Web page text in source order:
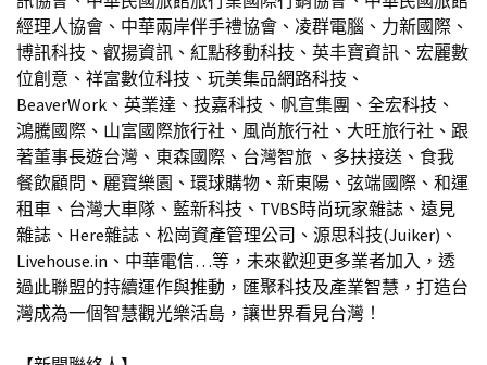
經理人協會、中華兩岸伴手禮協會、凌群電腦、力新國際、
博訊科技、叡揚資訊、紅點移動科技、英丰寶資訊、宏麗數
位創意、祥富數位科技、玩美集品網路科技、
BeaverWork、英業達、技嘉科技、帆宣集團、全宏科技、
鴻騰國際、山富國際旅行社、風尚旅行社、大旺旅行社、跟
著董事長遊台灣、東森國際、台灣智旅 、多扶接送、食我
餐飲顧問、麗寶樂園、環球購物、新東陽、弦端國際、和運
租車、台灣大車隊、藍新科技、TVBS時尚玩家雜誌、遠見
雜誌、Here雜誌、松崗資產管理公司、源思科技(Juiker)、
Livehouse.in、中華電信…等，未來歡迎更多業者加入，透
過此聯盟的持續運作與推動，匯聚科技及產業智慧，打造台
灣成為一個智慧觀光樂活島，讓世界看見台灣！